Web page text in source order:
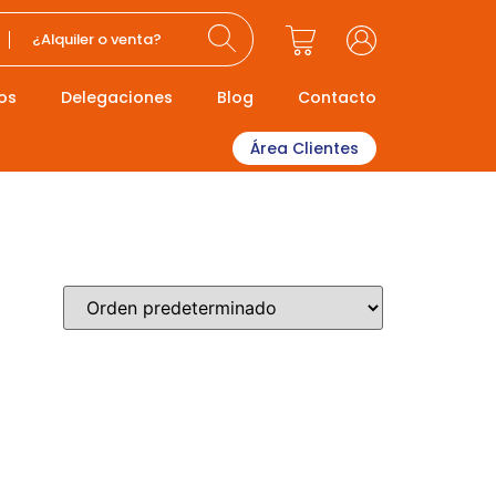
¿Alquiler o venta?
Delegaciones Blog Contacto
Área Clientes